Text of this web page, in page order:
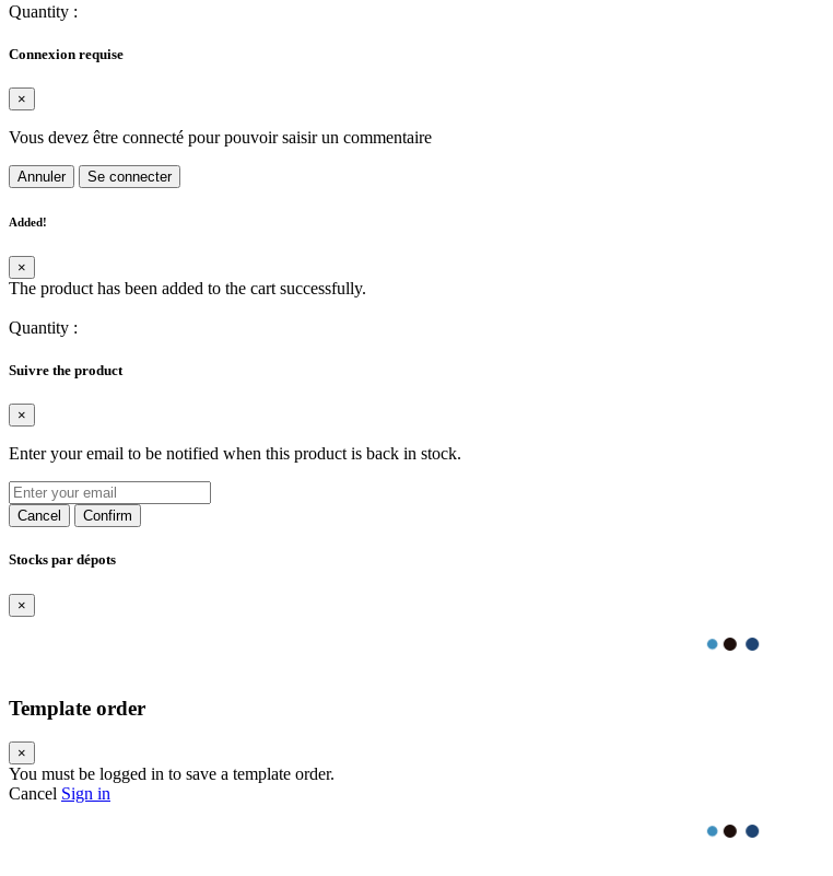
Quantity :
Connexion requise
×
Vous devez être connecté pour pouvoir saisir un commentaire
Annuler Se connecter
Added!
×
The product has been added to the cart successfully.
Quantity :
Suivre the product
×
Enter your email to be notified when this product is back in stock.
Cancel Confirm
Stocks par dépots
×
Template order
×
You must be logged in to save a template order.
Cancel Sign in